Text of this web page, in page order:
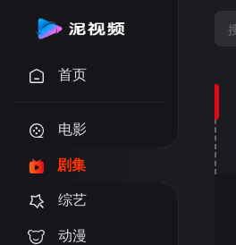
首页
电影
剧集
综艺
动漫